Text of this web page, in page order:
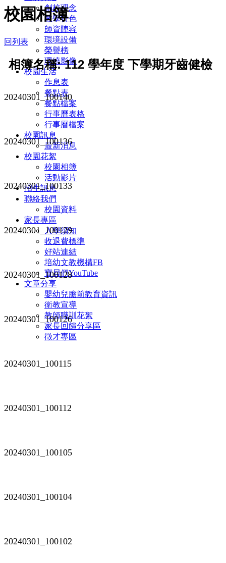
創校理念
教學特色
師資陣容
環境設備
榮譽榜
環繞影像
校園生活
作息表
餐點表
餐點檔案
行事曆表格
行事曆檔案
校園訊息
最新消息
校園花絮
校園相簿
活動影片
招生訊息
聯絡我們
校園資料
家長專區
入學須知
收退費標準
好站連結
培幼文教機構FB
寶貝們YouTube
文章分享
嬰幼兒膽前教育資訊
衛教宣導
教師職訓花絮
家長回饋分享區
徵才專區
校園相簿
回列表
相簿名稱: 112 學年度 下學期牙齒健檢
20240301_100140
20240301_100136
20240301_100133
20240301_100129
20240301_100128
20240301_100126
20240301_100115
20240301_100112
20240301_100105
20240301_100104
20240301_100102